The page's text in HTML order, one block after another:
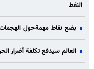
النفط
بضع نقاط مهمة حول الهجمات
العالم سيدفع تكلفة أضرار